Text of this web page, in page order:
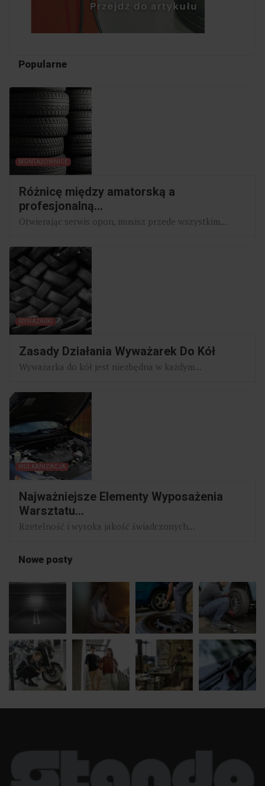
Popularne
MONTAŻOWNICE
Różnicę między amatorską a
profesjonalną...
Otwierając serwis opon, musisz przede wszystkim...
WYWAŻARKI
Zasady Działania Wyważarek Do Kół
Wyważarka do kół jest niezbędna w każdym...
WULKANIZACJA
Najważniejsze Elementy Wyposażenia
Warsztatu...
Rzetelność i wysoka jakość świadczonych...
Nowe posty